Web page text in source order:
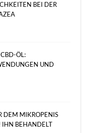
BEI DER
ÖL:
UND
DEM MIKROPENIS
BEHANDELT